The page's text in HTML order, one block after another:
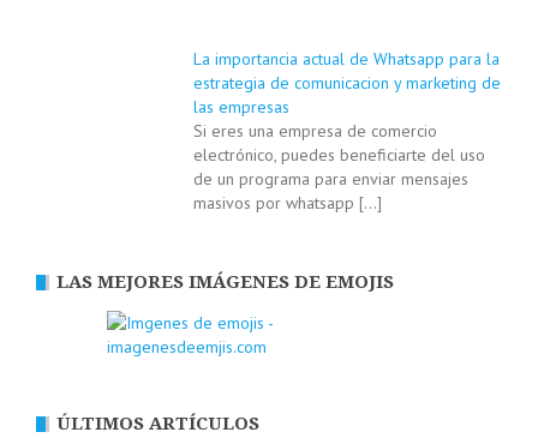
La importancia actual de Whatsapp para la
estrategia de comunicacion y marketing de
las empresas
Si eres una empresa de comercio
electrónico, puedes beneficiarte del uso
de un programa para enviar mensajes
masivos por whatsapp […]
LAS MEJORES IMÁGENES DE EMOJIS
ÚLTIMOS ARTÍCULOS